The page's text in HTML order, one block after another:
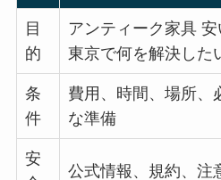
目
的
アンティーク家具 安
東京で何を解決した
条
件
費用、時間、場所、
な準備
安
公式情報、規約、注